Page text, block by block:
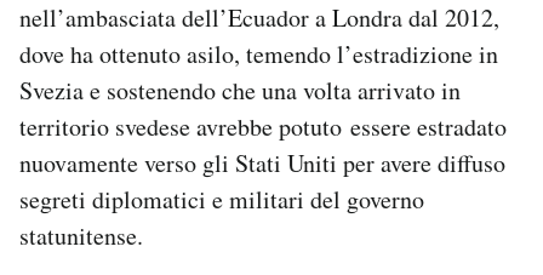
nell’ambasciata dell’Ecuador a Londra dal 2012,
dove ha ottenuto asilo, temendo l’estradizione in
Svezia e sostenendo che una volta arrivato in
territorio svedese avrebbe potuto essere estradato
nuovamente verso gli Stati Uniti per avere diffuso
segreti diplomatici e militari del governo
statunitense.